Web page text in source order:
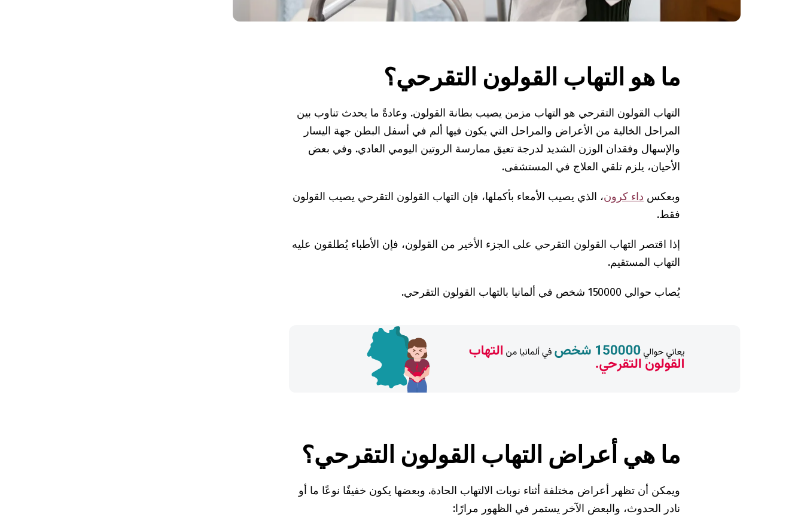
ما هو التهاب القولون التقرحي؟
التهاب القولون التقرحي هو التهاب مزمن يصيب بطانة القولون. وعادةً ما يحدث تناوب بين
المراحل الخالية من الأعراض والمراحل التي يكون فيها ألم في أسفل البطن جهة اليسار
والإسهال وفقدان الوزن الشديد لدرجة تعيق ممارسة الروتين اليومي العادي. وفي بعض
الأحيان، يلزم تلقي العلاج في المستشفى.
وبعكس داء كرون، الذي يصيب الأمعاء بأكملها، فإن التهاب القولون التقرحي يصيب القولون
فقط.
إذا اقتصر التهاب القولون التقرحي على الجزء الأخير من القولون، فإن الأطباء يُطلقون عليه
التهاب المستقيم.
يُصاب حوالي 150000 شخص في ألمانيا بالتهاب القولون التقرحي.
ما هي أعراض التهاب القولون التقرحي؟
ويمكن أن تظهر أعراض مختلفة أثناء نوبات الالتهاب الحادة. وبعضها يكون خفيفًا نوعًا ما أو
نادر الحدوث، والبعض الآخر يستمر في الظهور مرارًا: